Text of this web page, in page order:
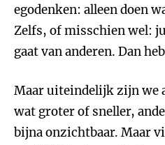
egodenken: alleen doen
Zelfs, of misschien wel:
gaat van anderen. Dan
Maar uiteindelijk zijn we
wat groter of sneller,
bijna onzichtbaar. Maar